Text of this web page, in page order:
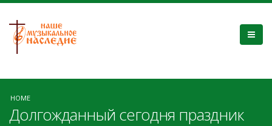
HOME
Долгожданный сегодня праздник